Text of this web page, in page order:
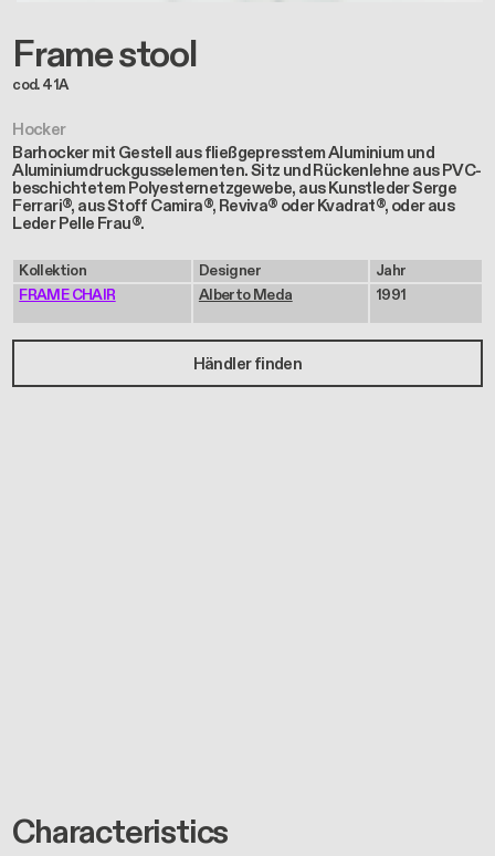
Frame stool
cod. 41A
Hocker
Barhocker mit Gestell aus fließgepresstem Aluminium und
Aluminiumdruckgusselementen. Sitz und Rückenlehne aus PVC-
beschichtetem Polyesternetzgewebe, aus Kunstleder Serge
Ferrari®, aus Stoff Camira®, Reviva® oder Kvadrat®, oder aus
Leder Pelle Frau®.
Kollektion
FRAME CHAIR
Designer
Alberto Meda
Jahr
1991
Händler finden
Characteristics